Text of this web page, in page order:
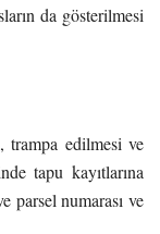
da gösterilmesi
trampa edilmesi ve
tapu kayıtlarına
parsel numarası ve